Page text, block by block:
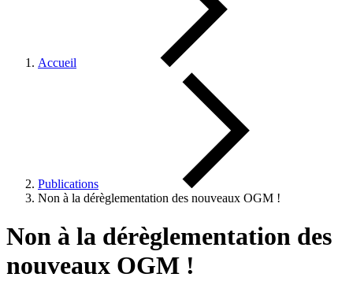
Accueil
Publications
Non à la dérèglementation des nouveaux OGM !
Non à la dérèglementation des
nouveaux OGM !